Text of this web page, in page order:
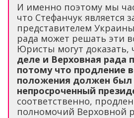
И именно поэтому мы
что Стефанчук является
представителем
рада может решать эти
Юристы могут доказать,
деле и Верховная рада
потому что продление
положения должен был
непросроченный
соответственно,
полномочий Верховной